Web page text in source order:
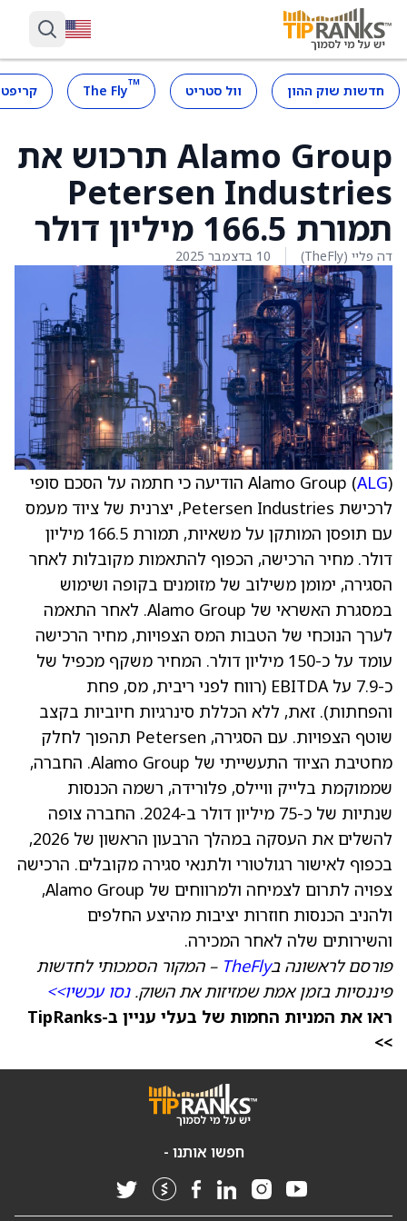
חדשות שוק ההון וול סטריט ™
The Fly
Alamo Group תרכוש את
Petersen Industries
תמורת 166.5 מיליון דולר
דה פליי (TheFly) 10 בדצמבר 2025
Alamo Group (ALG
) הודיעה כי חתמה על הסכם סופי
לרכישת Petersen Industries, יצרנית של ציוד מעמס
עם תופסן המותקן על משאיות, תמורת 166.5 מיליון
דולר. מחיר הרכישה, הכפוף להתאמות מקובלות לאחר
הסגירה, ימומן משילוב של מזומנים בקופה ושימוש
במסגרת האשראי של Alamo Group. לאחר התאמה
לערך הנוכחי של הטבות המס הצפויות, מחיר הרכישה
עומד על כ-150 מיליון דולר. המחיר משקף מכפיל של
כ-7.9 על EBITDA (רווח לפני ריבית, מס, פחת
והפחתות). זאת, ללא הכללת סינרגיות חיוביות בקצב
שוטף הצפויות. עם הסגירה, Petersen תהפוך לחלק
מחטיבת הציוד התעשייתי של Alamo Group. החברה,
שממוקמת בלייק וויילס, פלורידה, רשמה הכנסות
שנתיות של כ-75 מיליון דולר ב-2024. החברה צופה
להשלים את העסקה במהלך הרבעון הראשון של 2026,
בכפוף לאישור רגולטורי ולתנאי סגירה מקובלים. הרכישה
צפויה לתרום לצמיחה ולמרווחים של Alamo Group,
ולהניב הכנסות חוזרות יציבות מהיצע החלפים
והשירותים שלה לאחר המכירה.
פורסם לראשונה בTheFly – המקור הסמכותי לחדשות
פיננסיות בזמן אמת שמזיזות את השוק.נסו עכשיו>>
ראו את המניות החמות של בעלי עניין ב-TipRanks
>>
חפשו אותנו -